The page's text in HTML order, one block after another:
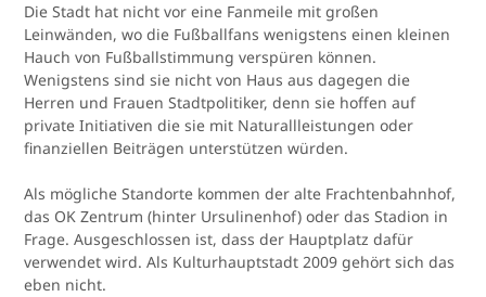
Die Stadt hat nicht vor eine Fanmeile mit großen
Leinwänden, wo die Fußballfans wenigstens einen kleinen
Hauch von Fußballstimmung verspüren können.
Wenigstens sind sie nicht von Haus aus dagegen die
Herren und Frauen Stadtpolitiker, denn sie hoffen auf
private Initiativen die sie mit Naturallleistungen oder
finanziellen Beiträgen unterstützen würden.
Als mögliche Standorte kommen der alte Frachtenbahnhof,
das OK Zentrum (hinter Ursulinenhof) oder das Stadion in
Frage. Ausgeschlossen ist, dass der Hauptplatz dafür
verwendet wird. Als Kulturhauptstadt 2009 gehört sich das
eben nicht.